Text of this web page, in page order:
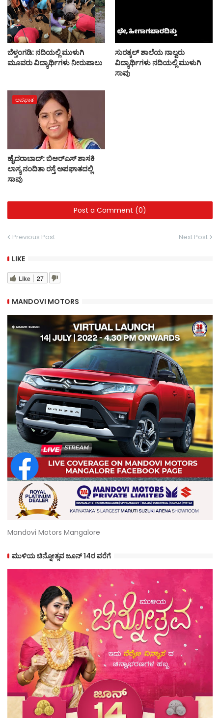
ಬೆಳ್ತಂಗಡಿ: ನದಿಯಲ್ಲಿ ಮುಳುಗಿ
ಮೂವರು ವಿದ್ಯಾರ್ಥಿಗಳು ನೀರುಪಾಲು
ಸುರತ್ಕಲ್‌ ಶಾಲೆಯ ನಾಲ್ವರು
ವಿದ್ಯಾರ್ಥಿಗಳು ನದಿಯಲ್ಲಿ ಮುಳುಗಿ
ಸಾವು
ಅಪಘಾತ
ಹೈದರಾಬಾದ್: ಬಿಆರ್‌ಎಸ್ ಶಾಸಕಿ
ಲಾಸ್ಯ ನಂದಿತಾ ರಸ್ತೆ ಅಪಘಾತದಲ್ಲಿ
ಸಾವು
Post a Comment (0)
Previous Post Next Post
LIKE
Like 27
MANDOVI MOTORS
Mandovi Motors Mangalore
ಮುಳಿಯ ಚಿನ್ನೋತ್ಸವ ಜೂನ್ 14ರ ವರೆಗೆ